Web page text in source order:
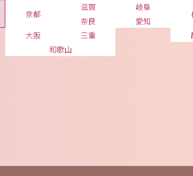
岐阜
愛知
三重
滋賀
京都
大阪
奈良
和歌山